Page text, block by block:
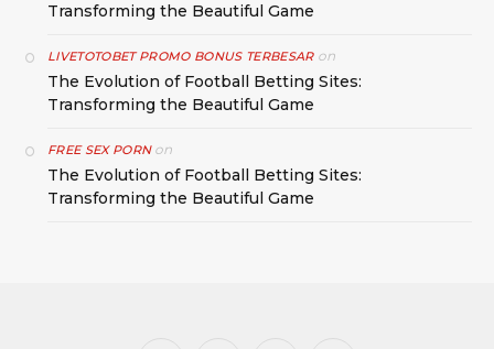
Transforming the Beautiful Game
LIVETOTOBET PROMO BONUS TERBESARon
The Evolution of Football Betting Sites:
Transforming the Beautiful Game
FREE SEX PORNon
The Evolution of Football Betting Sites:
Transforming the Beautiful Game